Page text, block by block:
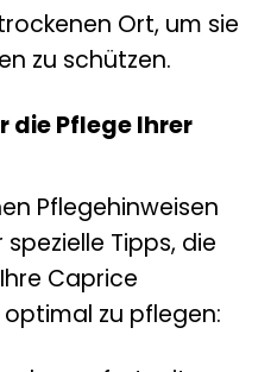
Ort, um sie
zu schützen.
die Pflege Ihrer
Pflegehinweisen
Tipps, die
Caprice
zu pflegen: